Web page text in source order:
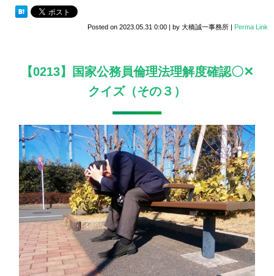
Posted on 2023.05.31 0:00 by 大橋誠一事務所 Perma Link
【0213】国家公務員倫理法理解度確認〇✕
クイズ（その３）